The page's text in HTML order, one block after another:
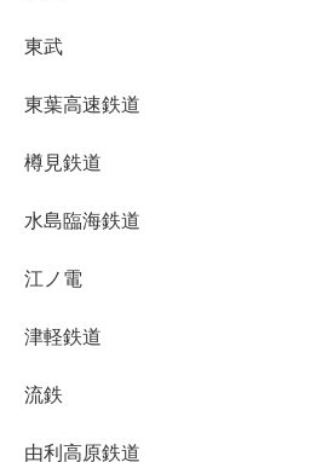
東武
東葉高速鉄道
樽見鉄道
水島臨海鉄道
江ノ電
津軽鉄道
流鉄
由利高原鉄道